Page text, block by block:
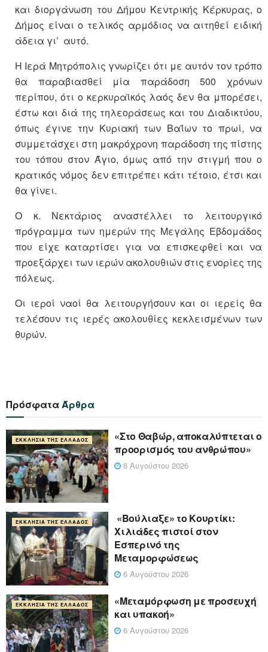
και διοργάνωση του Δήμου Κεντρικής Κέρκυρας, ο
Δήμος είναι ο τελικός αρμόδιος να αιτηθεί ειδική
άδεια γι’ αυτό.
Η Ιερά Μητρόπολις γνωρίζει ότι με αυτόν τον τρόπο
θα παραβιασθεί μία παράδοση 500 χρόνων
περίπου, ότι ο κερκυραϊκός λαός δεν θα μπορέσει,
έστω και διά της τηλεοράσεως και του Διαδικτύου,
όπως έγινε την Κυριακή των Βαΐων το πρωί, να
συμμετάσχει στη μακρόχρονη παράδοση της πίστης
του τόπου στον Άγιο, όμως από την στιγμή που ο
κρατικός νόμος δεν επιτρέπει κάτι τέτοιο, έτσι και
θα γίνει.
Ο κ. Νεκτάριος αναστέλλει το λειτουργικό
πρόγραμμα των ημερών της Μεγάλης Εβδομάδος
που είχε καταρτίσει για να επισκεφθεί και να
προεξάρχει των ιερών ακολουθιών στις ενορίες της
πόλεως.
Οι ιεροί ναοί θα λειτουργήσουν και οι ιερείς θα
τελέσουν τις ιερές ακολουθίες κεκλεισμένων των
θυρών.
ΠρόσφαταΆρθρα
ΕΚΚΛΗΣΊΑ ΤΗΣ ΕΛΛΆΔΟΣ
«Στο Θαβώρ, αποκαλύπτεται ο
προορισμός του ανθρώπου»
6 Αυγούστου 2026
ΕΚΚΛΗΣΊΑ ΤΗΣ ΕΛΛΆΔΟΣ
«Βούλιαξε» το Κουρτίκι:
Χιλιάδες πιστοί στον
Εσπερινό της
Μεταμορφώσεως
6 Αυγούστου 2026
ΕΚΚΛΗΣΊΑ ΤΗΣ ΕΛΛΆΔΟΣ
«Μεταμόρφωση με προσευχή
και υπακοή»
6 Αυγούστου 2026